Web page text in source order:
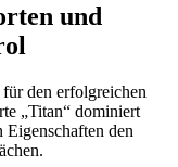
und
den erfolgreichen
„Titan“ dominiert
den